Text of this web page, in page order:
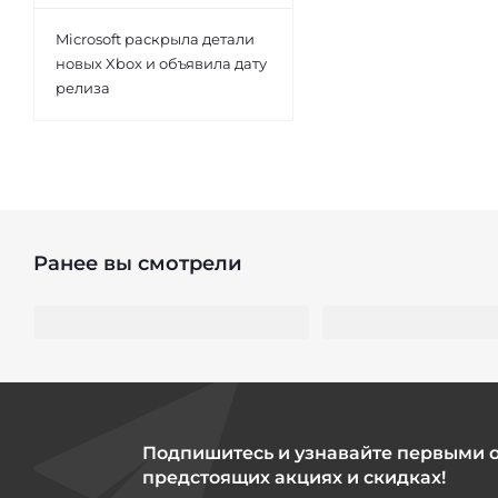
Microsoft раскрыла детали
новых Xbox и объявила дату
релиза
Ранее вы смотрели
Подпишитесь и узнавайте первыми
предстоящих акциях и скидках!